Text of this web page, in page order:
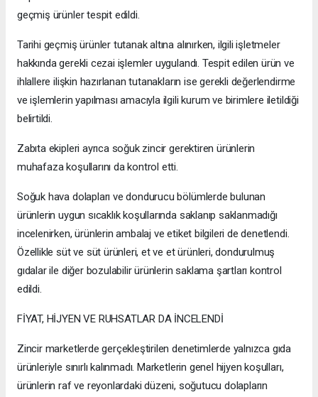
geçmiş ürünler tespit edildi.
Tarihi geçmiş ürünler tutanak altına alınırken, ilgili işletmeler
hakkında gerekli cezai işlemler uygulandı. Tespit edilen ürün ve
ihlallere ilişkin hazırlanan tutanakların ise gerekli değerlendirme
ve işlemlerin yapılması amacıyla ilgili kurum ve birimlere iletildiği
belirtildi.
Zabıta ekipleri ayrıca soğuk zincir gerektiren ürünlerin
muhafaza koşullarını da kontrol etti.
Soğuk hava dolapları ve dondurucu bölümlerde bulunan
ürünlerin uygun sıcaklık koşullarında saklanıp saklanmadığı
incelenirken, ürünlerin ambalaj ve etiket bilgileri de denetlendi.
Özellikle süt ve süt ürünleri, et ve et ürünleri, dondurulmuş
gıdalar ile diğer bozulabilir ürünlerin saklama şartları kontrol
edildi.
FİYAT, HİJYEN VE RUHSATLAR DA İNCELENDİ
Zincir marketlerde gerçekleştirilen denetimlerde yalnızca gıda
ürünleriyle sınırlı kalınmadı. Marketlerin genel hijyen koşulları,
ürünlerin raf ve reyonlardaki düzeni, soğutucu dolapların